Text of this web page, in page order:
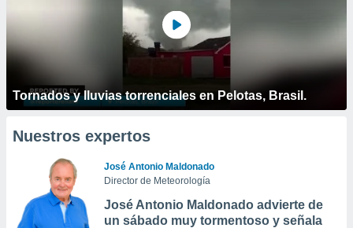
Tornados y lluvias torrenciales en Pelotas, Brasil.
Nuestros expertos
José Antonio Maldonado
Director de Meteorología
José Antonio Maldonado advierte de
un sábado muy tormentoso y señala